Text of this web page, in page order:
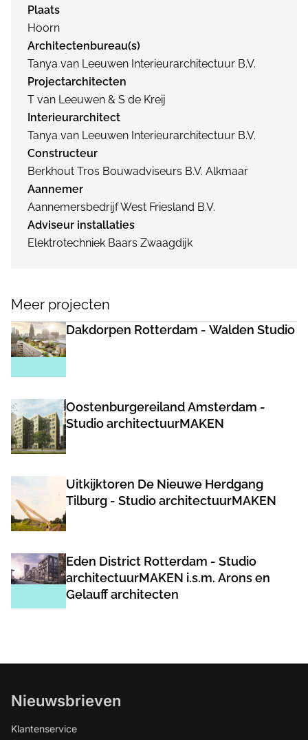
Plaats
Hoorn
Architectenbureau(s)
Tanya van Leeuwen Interieurarchitectuur B.V.
Projectarchitecten
T van Leeuwen & S de Kreij
Interieurarchitect
Tanya van Leeuwen Interieurarchitectuur B.V.
Constructeur
Berkhout Tros Bouwadviseurs B.V. Alkmaar
Aannemer
Aannemersbedrijf West Friesland B.V.
Adviseur installaties
Elektrotechniek Baars Zwaagdijk
Meer projecten
Dakdorpen Rotterdam - Walden Studio
Oostenburgereiland Amsterdam -
Studio architectuurMAKEN
Uitkijktoren De Nieuwe Herdgang
Tilburg - Studio architectuurMAKEN
Eden District Rotterdam - Studio
architectuurMAKEN i.s.m. Arons en
Gelauff architecten
Nieuwsbrieven
Klantenservice